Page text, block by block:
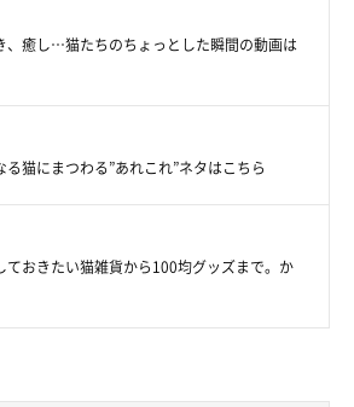
、癒し…猫たちのちょっとした瞬間の動画は
猫にまつわる”あれこれ”ネタはこちら
ておきたい猫雑貨から100均グッズまで。か